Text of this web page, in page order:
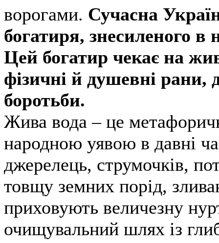
ворогами. Сучасна
богатиря, знесиленого в
Цей богатир чекає на
фізичні й душевні рани,
боротьби.
Жива вода – це
народною уявою в давні
джерелець, струмочків,
товщу земних порід,
приховують величезну
очищувальний шлях із